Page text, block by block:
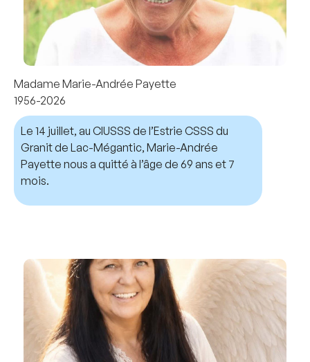
Madame Marie-Andrée Payette
1956-2026
Le 14 juillet, au CIUSSS de l’Estrie CSSS du
Granit de Lac-Mégantic, Marie-Andrée
Payette nous a quitté à l’âge de 69 ans et 7
mois.